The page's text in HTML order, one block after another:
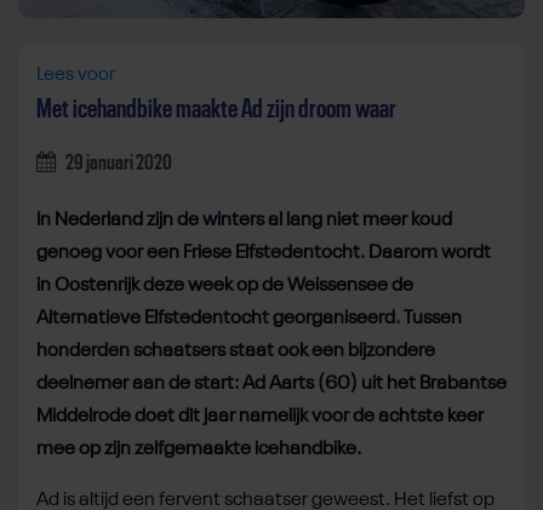
Lees voor
Met icehandbike maakte Ad zijn droom waar
29 januari 2020
In Nederland zijn de winters al lang niet meer koud
genoeg voor een Friese Elfstedentocht. Daarom wordt
in Oostenrijk deze week op de Weissensee de
Alternatieve Elfstedentocht georganiseerd. Tussen
honderden schaatsers staat ook een bijzondere
deelnemer aan de start: Ad Aarts (60) uit het Brabantse
Middelrode doet dit jaar namelijk voor de achtste keer
mee op zijn zelfgemaakte icehandbike.
Ad is altijd een fervent schaatser geweest. Het liefst op